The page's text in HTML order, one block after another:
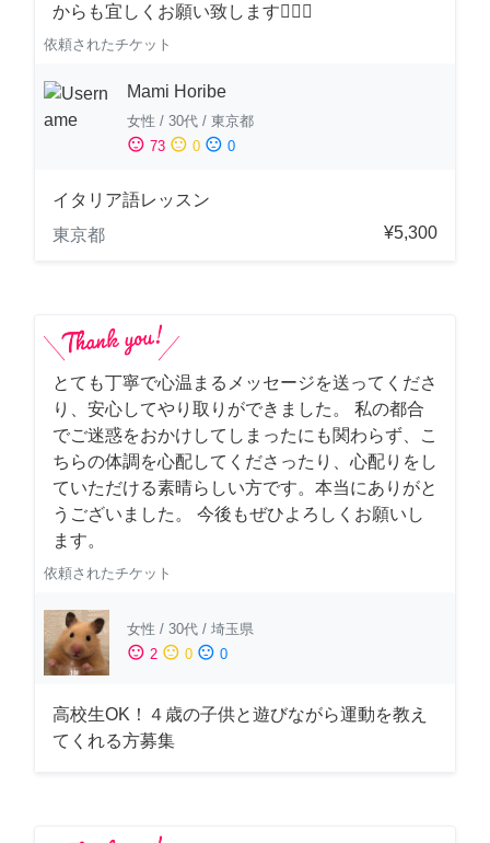
からも宜しくお願い致します🙇‍♀️✨
依頼されたチケット
Mami Horibe
女性 / 30代 / 東京都
sentiment_satisfied 73 sentiment_neutral 0 sentiment_dissatisfied 0
イタリア語レッスン
東京都
¥5,300
とても丁寧で心温まるメッセージを送ってくださ
り、安心してやり取りができました。 私の都合
でご迷惑をおかけしてしまったにも関わらず、こ
ちらの体調を心配してくださったり、心配りをし
ていただける素晴らしい方です。本当にありがと
うございました。 今後もぜひよろしくお願いし
ます。
依頼されたチケット
女性 / 30代 / 埼玉県
sentiment_satisfied 2 sentiment_neutral 0 sentiment_dissatisfied 0
高校生OK！４歳の子供と遊びながら運動を教え
てくれる方募集